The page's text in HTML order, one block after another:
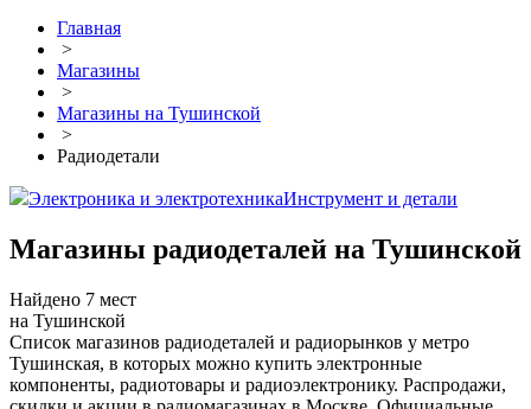
Главная
>
Магазины
>
Магазины на Тушинской
>
Радиодетали
Электроника и электротехникаИнструмент и детали
Магазины радиодеталей на Тушинской
Найдено 7 мест
на Тушинской
Список магазинов радиодеталей и радиорынков у метро
Тушинская, в которых можно купить электронные
компоненты, радиотовары и радиоэлектронику. Распродажи,